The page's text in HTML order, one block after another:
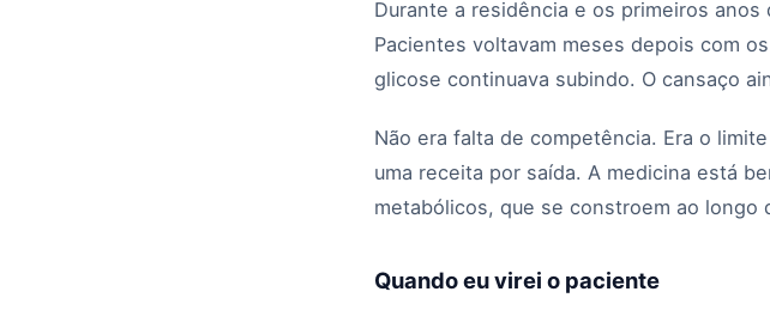
Durante a residência e os primeiros
Pacientes voltavam meses depois com
glicose continuava subindo. O cansaço
Não era falta de competência. Era o
uma receita por saída. A medicina está
metabólicos, que se constroem ao
Quando eu virei o paciente